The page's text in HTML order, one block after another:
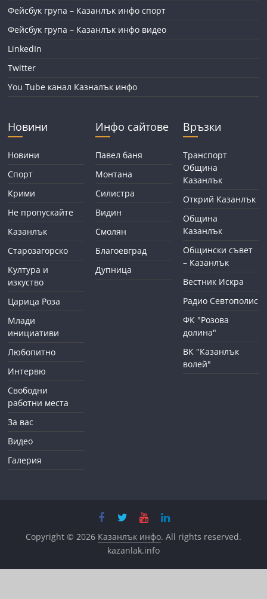
Фейсбук група – Казанлък инфо спорт
Фейсбук група – Казанлък инфо видео
LinkedIn
Twitter
You Tube канал Казналък инфо
Новини
Новини
Спорт
Крими
Не пропускайте
Казанлък
Старозагорско
Култура и
изкуство
Царица Роза
Млади
инициативи
Любопитно
Интервю
Свободни
работни места
За вас
Видео
Галерия
Инфо сайтове
Павел баня
Монтана
Силистра
Видин
Смолян
Благоевград
Дупница
Връзки
Транспорт
Община
Казанлък
Открий Казанлък
Община
Казанлък
Общински съвет
– Казанлък
Вестник Искра
Радио Севтополис
ФК "Розова
долина"
ВК "Казанлък
волей"
Copyright © 2026 Казанлък инфо. All rights reserved.
kazanlak.info